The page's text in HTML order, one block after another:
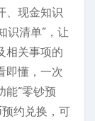
、现金知识
识清单”，让
相关事项的
即懂，一次
能“零钞预
约兑换，可